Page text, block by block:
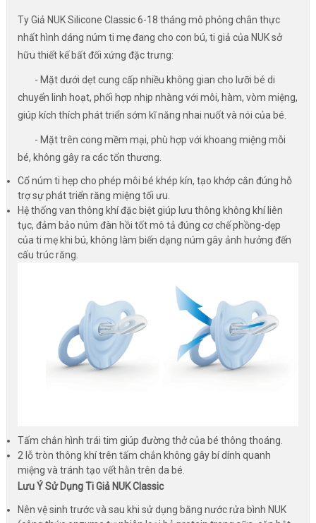
Ty Giả NUK Silicone Classic 6-18 tháng mô phỏng chân thực
nhất hình dáng núm ti mẹ đang cho con bú, ti giả của NUK sở
hữu thiết kế bất đối xứng đặc trưng:
- Mặt dưới dẹt cung cấp nhiều không gian cho lưỡi bé di
chuyển linh hoạt, phối hợp nhịp nhàng với môi, hàm, vòm miệng,
giúp kích thích phát triển sớm kĩ năng nhai nuốt và nói của bé.
- Mặt trên cong mềm mại, phù hợp với khoang miệng mỗi
bé, không gây ra các tổn thương.
Cổ núm ti hẹp cho phép môi bé khép kín, tạo khớp cắn đúng hỗ
trợ sự phát triển răng miệng tối ưu.
Hệ thống van thông khí đặc biệt giúp lưu thông không khí liên
tục, đảm bảo núm đàn hồi tốt mô tả đúng cơ chế phồng-dẹp
của ti mẹ khi bú, không làm biến dạng núm gây ảnh hưởng đến
cấu trúc răng.
Tấm chắn hình trái tim giúp đường thở của bé thông thoáng.
2 lỗ tròn thông khí trên tấm chắn không gây bí dính quanh
miệng và tránh tạo vết hằn trên da bé.
Lưu Ý Sử Dụng Ti Giả NUK Classic
Nên vệ sinh trước và sau khi sử dụng bằng nước rửa bình NUK